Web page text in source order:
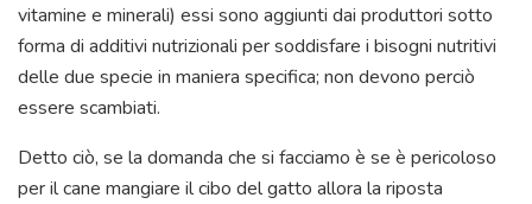
vitamine e minerali) essi sono aggiunti dai produttori sotto
forma di additivi nutrizionali per soddisfare i bisogni nutritivi
delle due specie in maniera specifica; non devono perciò
essere scambiati.
Detto ciò, se la domanda che si facciamo è se è pericoloso
per il cane mangiare il cibo del gatto allora la riposta